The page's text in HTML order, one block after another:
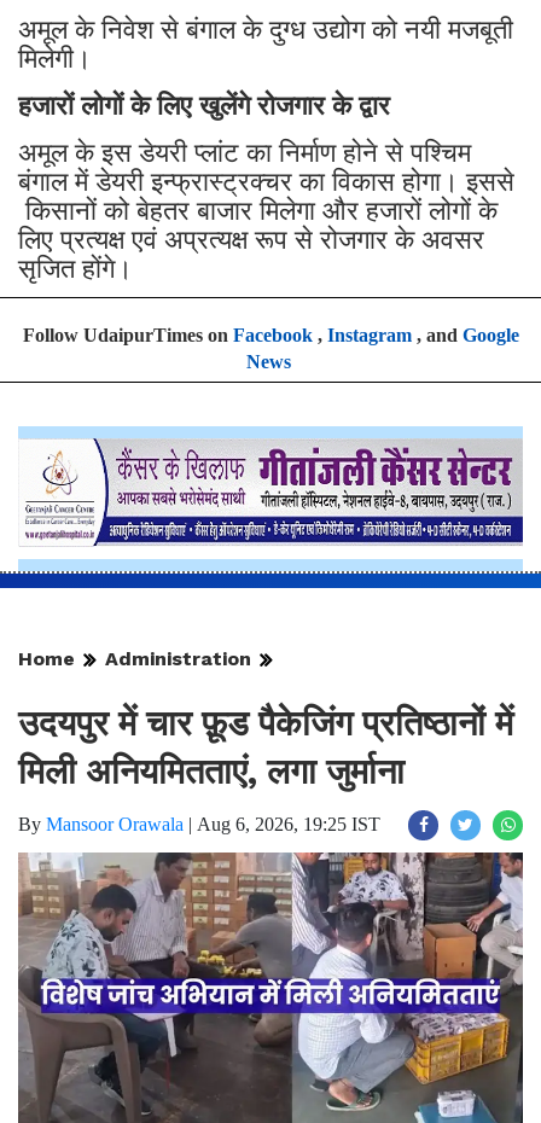
अमूल के निवेश से बंगाल के दुग्ध उद्योग को नयी मजबूती
मिलेगी।
हजारों लोगों के लिए खुलेंगे रोजगार के द्वार
अमूल के इस डेयरी प्लांट का निर्माण होने से पश्चिम
बंगाल में डेयरी इन्फ्रास्ट्रक्चर का विकास होगा। इससे
किसानों को बेहतर बाजार मिलेगा और हजारों लोगों के
लिए प्रत्यक्ष एवं अप्रत्यक्ष रूप से रोजगार के अवसर
सृजित होंगे।
Follow UdaipurTimes on Facebook, Instagram, and Google
News
Home Administration
उदयपुर में चार फ़ूड पैकेजिंग प्रतिष्ठानों में
मिली अनियमितताएं, लगा जुर्माना
By Mansoor Orawala | Aug 6, 2026, 19:25 IST